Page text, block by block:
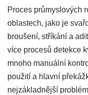
Proces průmyslových
oblastech, jako je
broušení, stříkání a
více procesů detekce
mnoho manuální
použití a hlavní
nejzákladnější